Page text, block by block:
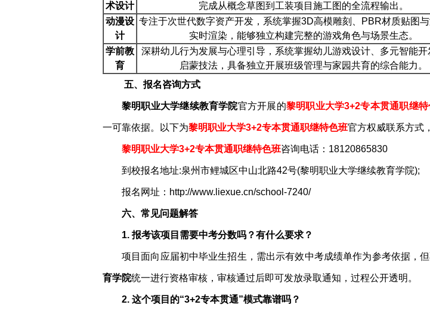
术设计
完成从概念草图到工装项目施工图的全流程输出。
动漫设
计
专注于次世代数字资产开发，系统掌握3D高模雕刻、PBR材质贴图
实时渲染，能够独立构建完整的游戏角色与场景生态。
学前教
育
深耕幼儿行为发展与心理引导，系统掌握幼儿游戏设计、多元智能开
启蒙技法，具备独立开展班级管理与家园共育的综合能力。
五、报名咨询方式
黎明职业大学继续教育学院官方开展的黎明职业大学3+2专本贯通职继特
一可靠依据。以下为黎明职业大学3+2专本贯通职继特色班官方权威联系方式
黎明职业大学3+2专本贯通职继特色班咨询电话：18120865830
到校报名地址:泉州市鲤城区中山北路42号(黎明职业大学继续教育学院);
报名网址：http://www.liexue.cn/school-7240/
六、常见问题解答
1. 报考该项目需要中考分数吗？有什么要求？
项目面向应届初中毕业生招生，需出示有效中考成绩单作为参考依据，
育学院统一进行资格审核，审核通过后即可发放录取通知，过程公开透明。
2. 这个项目的“3+2专本贯通”模式靠谱吗？